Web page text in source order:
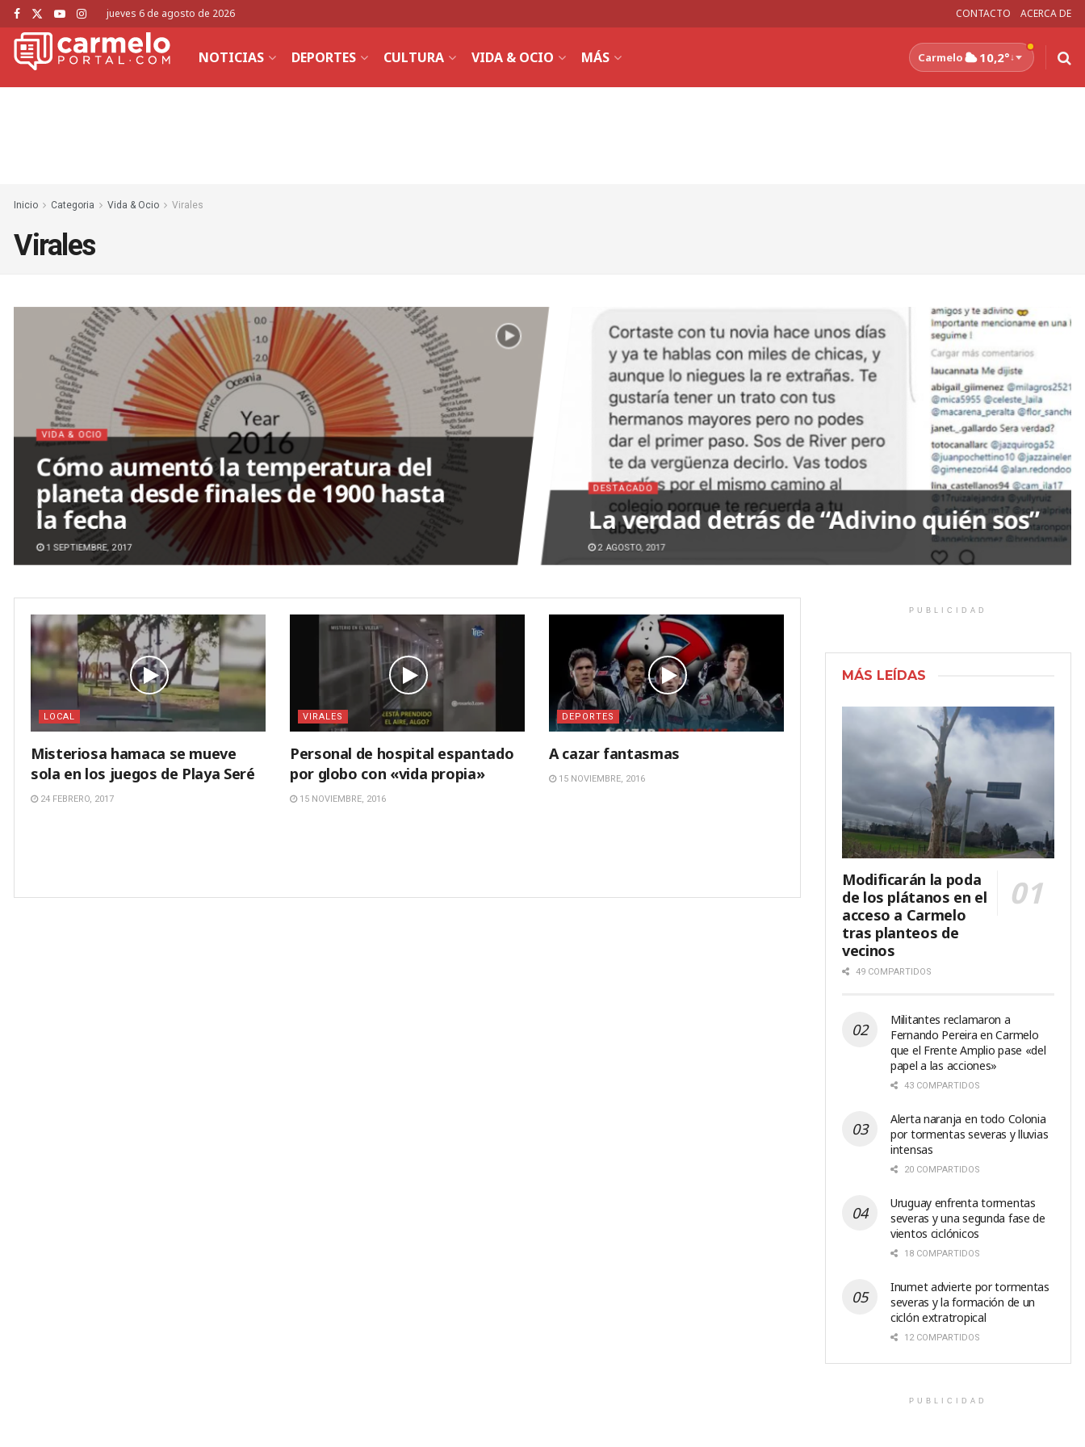
jueves 6 de agosto de 2026 CONTACTO ACERCA DE
NOTICIAS DEPORTES CULTURA VIDA & OCIO MÁS Carmelo 10,2°↓
Inicio Categoria Vida & Ocio Virales
Virales
VIDA & OCIO
Cómo aumentó la temperatura del
planeta desde finales de 1900 hasta
la fecha
1 SEPTIEMBRE, 2017
DESTACADO
La verdad detrás de “Adivino quién sos”
2 AGOSTO, 2017
LOCAL
Misteriosa hamaca se mueve
sola en los juegos de Playa Seré
24 FEBRERO, 2017
VIRALES
Personal de hospital espantado
por globo con «vida propia»
15 NOVIEMBRE, 2016
DEPORTES
A cazar fantasmas
15 NOVIEMBRE, 2016
PUBLICIDAD
MÁS LEÍDAS
Modificarán la poda
de los plátanos en el
acceso a Carmelo
tras planteos de
vecinos
49 COMPARTIDOS
Militantes reclamaron a
Fernando Pereira en Carmelo
que el Frente Amplio pase «del
papel a las acciones»
43 COMPARTIDOS
Alerta naranja en todo Colonia
por tormentas severas y lluvias
intensas
20 COMPARTIDOS
Uruguay enfrenta tormentas
severas y una segunda fase de
vientos ciclónicos
18 COMPARTIDOS
Inumet advierte por tormentas
severas y la formación de un
ciclón extratropical
12 COMPARTIDOS
PUBLICIDAD